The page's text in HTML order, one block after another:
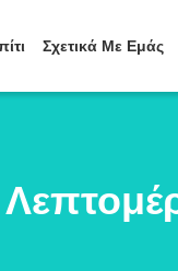
Σχετικά Με Εμάς